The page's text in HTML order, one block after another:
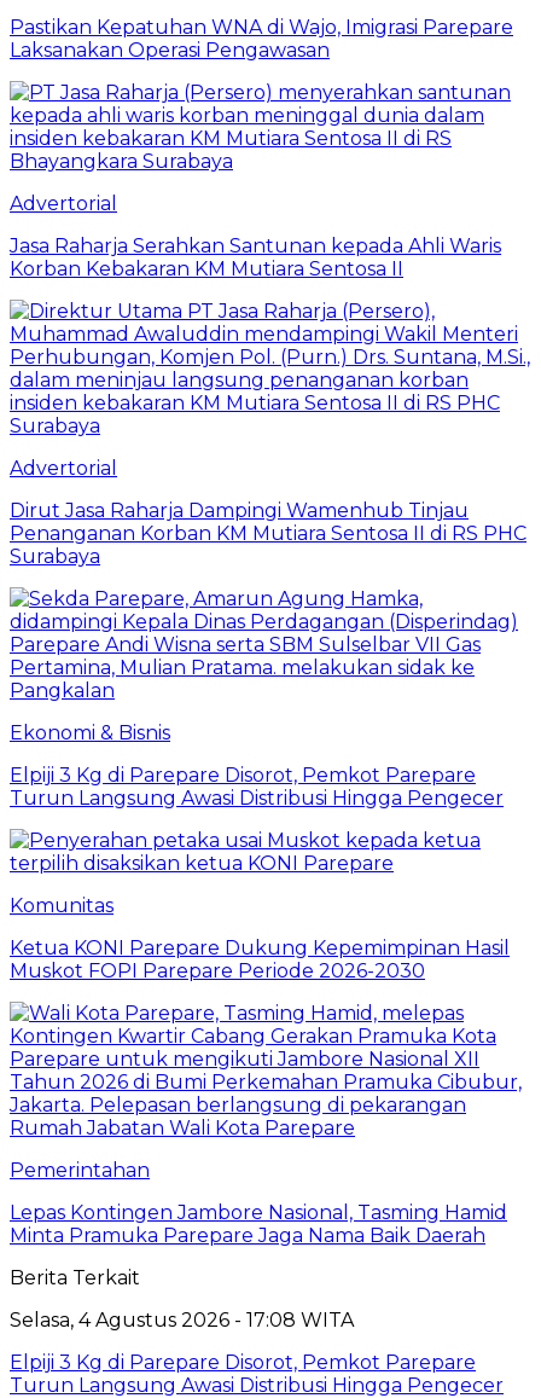
Pastikan Kepatuhan WNA di Wajo, Imigrasi Parepare
Laksanakan Operasi Pengawasan
Advertorial
Jasa Raharja Serahkan Santunan kepada Ahli Waris
Korban Kebakaran KM Mutiara Sentosa II
Advertorial
Dirut Jasa Raharja Dampingi Wamenhub Tinjau
Penanganan Korban KM Mutiara Sentosa II di RS PHC
Surabaya
Ekonomi & Bisnis
Elpiji 3 Kg di Parepare Disorot, Pemkot Parepare
Turun Langsung Awasi Distribusi Hingga Pengecer
Komunitas
Ketua KONI Parepare Dukung Kepemimpinan Hasil
Muskot FOPI Parepare Periode 2026-2030
Pemerintahan
Lepas Kontingen Jambore Nasional, Tasming Hamid
Minta Pramuka Parepare Jaga Nama Baik Daerah
Berita Terkait
Selasa, 4 Agustus 2026 - 17:08 WITA
Elpiji 3 Kg di Parepare Disorot, Pemkot Parepare
Turun Langsung Awasi Distribusi Hingga Pengecer